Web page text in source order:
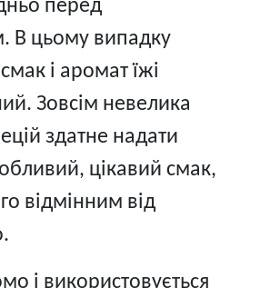
перед
В цьому випадку
і аромат їжі
Зовсім невелика
здатне надати
цікавий смак,
відмінним від
і використовується